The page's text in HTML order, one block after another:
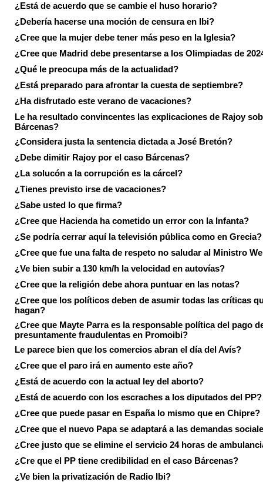
¿Está de acuerdo que se cambie el huso horario?
¿Debería hacerse una moción de censura en Ibi?
¿Cree que la mujer debe tener más peso en la Iglesia?
¿Cree que Madrid debe presentarse a los Olimpiadas de
¿Qué le preocupa más de la actualidad?
¿Está preparado para afrontar la cuesta de septiembre?
¿Ha disfrutado este verano de vacaciones?
Le ha resultado convincentes las explicaciones de Rajoy
Bárcenas?
¿Considera justa la sentencia dictada a José Bretón?
¿Debe dimitir Rajoy por el caso Bárcenas?
¿La solucón a la corrupción es la cárcel?
¿Tienes previsto irse de vacaciones?
¿Sabe usted lo que firma?
¿Cree que Hacienda ha cometido un error con la Infanta?
¿Se podría cerrar aquí la televisión pública como en Grecia?
¿Cree que fue una falta de respeto no saludar al Ministro
¿Ve bien subir a 130 km/h la velocidad en autovías?
¿Cree que la religión debe ahora puntuar en las notas?
¿Cree que los políticos deben de asumir todas las críticas
hagan?
¿Cree que Mayte Parra es la responsable política del pago
presuntamente fraudulentas en Promoibi?
Le parece bien que los comercios abran el día del Avís?
¿Cree que el paro irá en aumento este año?
¿Está de acuerdo con la actual ley del aborto?
¿Está de acuerdo con los escraches a los diputados del PP?
¿Cree que puede pasar en España lo mismo que en Chipre?
¿Cree que el nuevo Papa se adaptará a las demandas
¿Cree justo que se elimine el servicio 24 horas de
¿Cre que el PP tiene credibilidad en el caso Bárcenas?
¿Ve bien la privatización de Radio Ibi?